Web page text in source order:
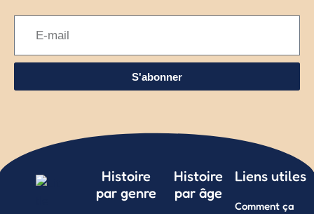
S'abonner
Histoire
par genre
Histoire
par âge
Liens utiles
Comment ça